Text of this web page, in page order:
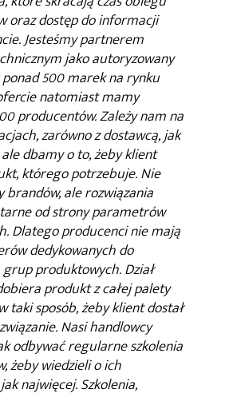
oraz dostęp do informacji
Jesteśmy partnerem
jako autoryzowany
500 marek na rynku
natomiast mamy
producentów. Zależy nam na
zarówno z dostawcą, jak
dbamy o to, żeby klient
którego potrzebuje. Nie
brandów, ale rozwiązania
od strony parametrów
Dlatego producenci nie mają
dedykowanych do
produktowych. Dział
produkt z całej palety
taki sposób, żeby klient dostał
Nasi handlowcy
odbywać regularne szkolenia
żeby wiedzieli o ich
najwięcej. Szkolenia,